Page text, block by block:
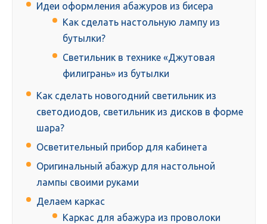
Идеи оформления абажуров из бисера
Как сделать настольную лампу из
бутылки?
Светильник в технике «Джутовая
филигрань» из бутылки
Как сделать новогодний светильник из
светодиодов, светильник из дисков в форме
шара?
Осветительный прибор для кабинета
Оригинальный абажур для настольной
лампы своими руками
Делаем каркас
Каркас для абажура из проволоки